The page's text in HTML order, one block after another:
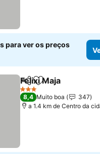
para ver os preços
PartilharAdicionar aos
Felixi Maja
3 Estrelas
8,4 Muito boa
347
a 1.4 km de Centro da